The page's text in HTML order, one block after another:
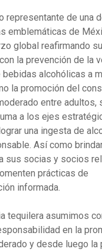
representante de una
emblemáticas de
global reafirmando su
la prevención de la
alcohólicas a
la promoción del
entre adultos,
a los ejes
una ingesta de
Así como
sus socias y socios
prácticas de
informada.
tequilera asumimos
en la
y desde luego la